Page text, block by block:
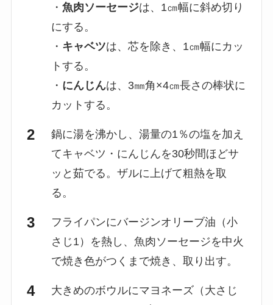
・ 魚肉ソーセージは、1㎝幅に斜め切り
にする。
・ キャベツは、芯を除き、1㎝幅にカッ
トする。
・ にんじんは、3㎜角×4㎝長さの棒状に
カットする。
鍋に湯を沸かし、湯量の1％の塩を加え
てキャベツ・にんじんを30秒間ほどサ
ッと茹でる。ザルに上げて粗熱を取
る。
フライパンにバージンオリーブ油（小
さじ1）を熱し、魚肉ソーセージを中火
で焼き色がつくまで焼き、取り出す。
大きめのボウルにマヨネーズ（大さじ